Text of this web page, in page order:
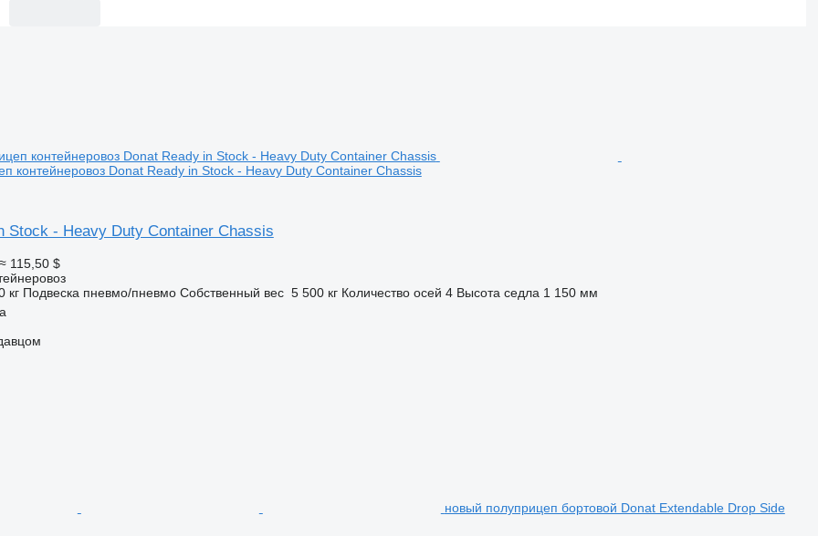
контейнеровоз Donat Ready in Stock - Heavy Duty Container Chassis
Stock - Heavy Duty Container Chassis
≈ 115,50 $
кг Подвеска пневмо/пневмо Собственный вес 5 500 кг Количество осей 4 Высота седла 1 150 мм
новый полуприцеп бортовой Donat Extendable Drop Side